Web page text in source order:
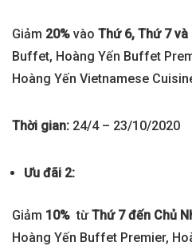
Giảm 20% vào Thứ 6, Thứ 7 và
Buffet, Hoàng Yến Buffet
Hoàng Yến Vietnamese
Thời gian: 24/4 – 23/10/2020
Ưu đãi 2:
Giảm 10% từThứ 7 đến Chủ
Hoàng Yến Buffet Premier,